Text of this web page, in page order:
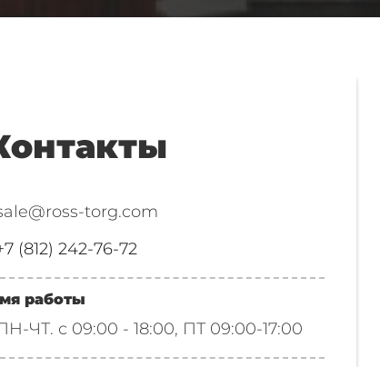
torg.com
(812) 242-76-72
работы
ЧТ. с 09:00 - 18:00, ПТ 09:00-17:00